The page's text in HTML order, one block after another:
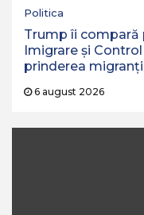
Politica
Trump îi compară
Imigrare și
prinderea
6 august 2026